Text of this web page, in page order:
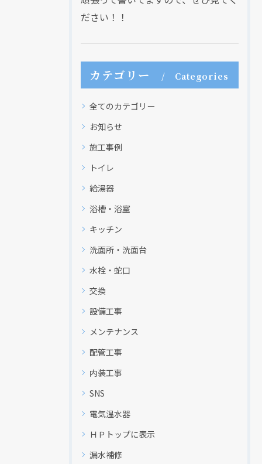
ださい！！
カテゴリー Categories
全てのカテゴリー
お知らせ
施工事例
トイレ
給湯器
浴槽・浴室
キッチン
洗面所・洗面台
水栓・蛇口
交換
設備工事
メンテナンス
配管工事
内装工事
SNS
電気温水器
ＨＰトップに表示
漏水補修